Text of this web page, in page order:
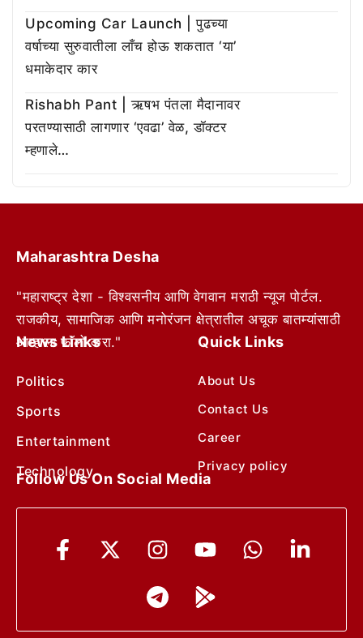
Upcoming Car Launch | पुढच्या
वर्षाच्या सुरुवातीला लाँच होऊ शकतात ‘या’
धमाकेदार कार
Rishabh Pant | ऋषभ पंतला मैदानावर
परतण्यासाठी लागणार ‘एवढा’ वेळ, डॉक्टर
म्हणाले…
Maharashtra Desha
"महाराष्ट्र देशा - विश्वसनीय आणि वेगवान मराठी न्यूज पोर्टल.
राजकीय, सामाजिक आणि मनोरंजन क्षेत्रातील अचूक बातम्यांसाठी
आम्हाला फॉलो करा."
News Links
Politics
Sports
Entertainment
Technology
Quick Links
About Us
Contact Us
Career
Privacy policy
Follow Us On Social Media